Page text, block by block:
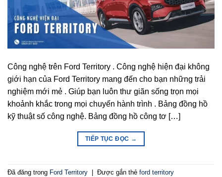
Công nghệ trên Ford Territory . Công nghệ hiện đại không
giới hạn của Ford Territory mang đến cho bạn những trải
nghiệm mới mẻ . Giúp bạn luôn thư giãn sống trọn mọi
khoảnh khắc trong mọi chuyến hành trình . Bảng đồng hồ
kỹ thuật số công nghệ. Bảng đồng hồ công tơ […]
TIẾP TỤC ĐỌC →
Đã đăng trong Ford Territory Được gắn thẻ ford territory